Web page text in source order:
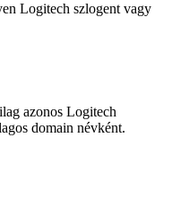
Logitech szlogent vagy
azonos Logitech
domain névként.